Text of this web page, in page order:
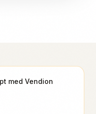
med Vendion